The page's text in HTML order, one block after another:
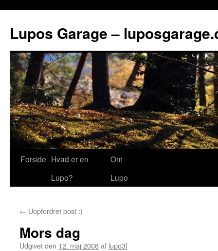
Lupos Garage –
Forside Hvad er en
Lupo?
Om
Lupo
← Uopfordret post :)
Mors dag
Udgivet den 12. maj 2008af lupo3l